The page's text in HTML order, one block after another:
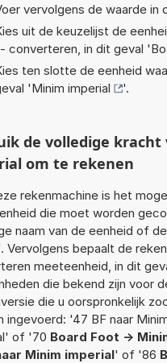
vervolgens de waarde
uit de keuzelijst de
converteren, in dit geval '
ten slotte de eenheid
'Minim imperial '.
de volledige
om te rekenen
rekenmachine is het
die moet worden
naam van de eenheid of
Vervolgens bepaalt de
meeteenheid, in dit
die bekend zijn voor
die u oorspronkelijk
ingevoerd: '47 BF naar
of '70 Board Foot ->
Minim imperial' of '86